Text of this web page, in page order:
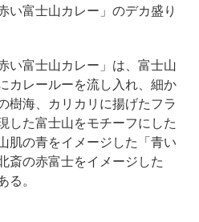
い富士山カレー」のデカ盛り
い富士山カレー」は、富士山
カレールーを流し入れ、細か
樹海、カリカリに揚げたフラ
した富士山をモチーフにした
肌の青をイメージした「青い
斎の赤富士をイメージした
る。